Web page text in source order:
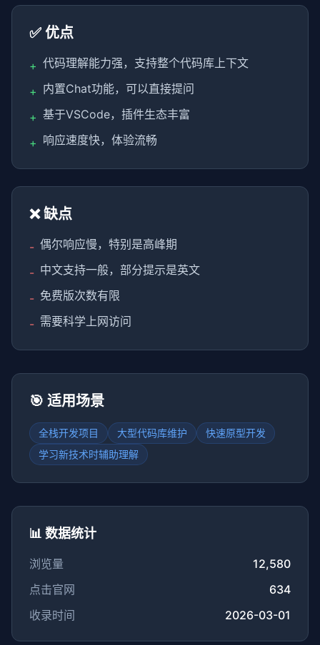
✅ 优点
+ 代码理解能力强，支持整个代码库上下文
+ 内置Chat功能，可以直接提问
+ 基于VSCode，插件生态丰富
+ 响应速度快，体验流畅
❌ 缺点
- 偶尔响应慢，特别是高峰期
- 中文支持一般，部分提示是英文
- 免费版次数有限
- 需要科学上网访问
🎯 适用场景
全栈开发项目 大型代码库维护
快速原型开发
学习新技术时辅助理解
📊 数据统计
浏览量
12,580
点击官网
634
收录时间
2026-03-01